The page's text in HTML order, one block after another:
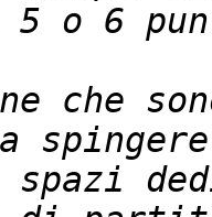
5 o 6
che
spazi